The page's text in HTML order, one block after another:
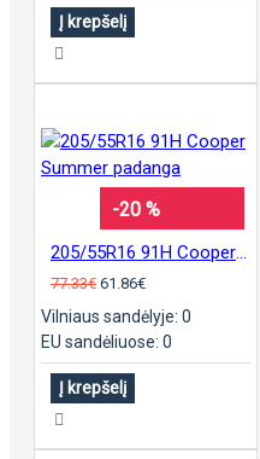
Į krepšelį
-20 %
77.33€ 61.86€
Vilniaus sandėlyje: 0
EU sandėliuose: 0
Į krepšelį